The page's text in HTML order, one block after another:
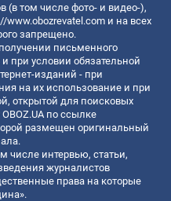
(в том числе фото- и видео-),
www.obozrevatel.com и на всех
запрещено.
письменного
при условии обязательной
изданий - при
на их использование и при
открытой для поисковых
по ссылке
размещен оригинальный
числе интервью, статьи,
журналистов
права на которые